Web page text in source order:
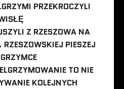
PRZEKROCZYLI
Z RZESZOWA NA
PIESZEJ
TO NIE
KOLEJNYCH